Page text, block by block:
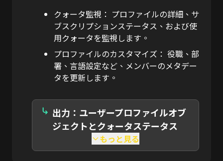
クォータ監視： プロファイルの詳細、サ
ブスクリプションステータス、および使
用クォータを監視します。
プロファイルのカスタマイズ： 役職、部
署、言語設定など、メンバーのメタデー
タを更新します。
出力：ユーザープロファイルオブ
ジェクトとクォータステータス
もっと見る